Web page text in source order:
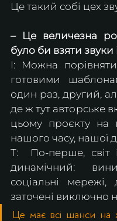
Це такий собі цех
– Це величезна
було би взяти звуки
І: Можна
готовими
один раз, другий,
де ж тут авторське
цьому проєкту на
нашого часу, нашої
Т:  По-перше, світ
динамічний:
соціальні
заточені виключно
Це має всі шанси на